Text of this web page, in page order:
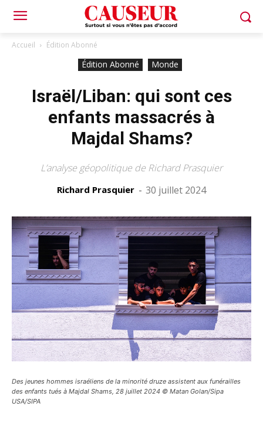
Accueil Édition Abonné
Édition Abonné Monde
Israël/Liban: qui sont ces
enfants massacrés à
Majdal Shams?
L’analyse géopolitique de Richard Prasquier
Richard Prasquier - 30 juillet 2024
Des jeunes hommes israéliens de la minorité druze assistent aux funérailles
des enfants tués à Majdal Shams, 28 juillet 2024 © Matan Golan/Sipa
USA/SIPA